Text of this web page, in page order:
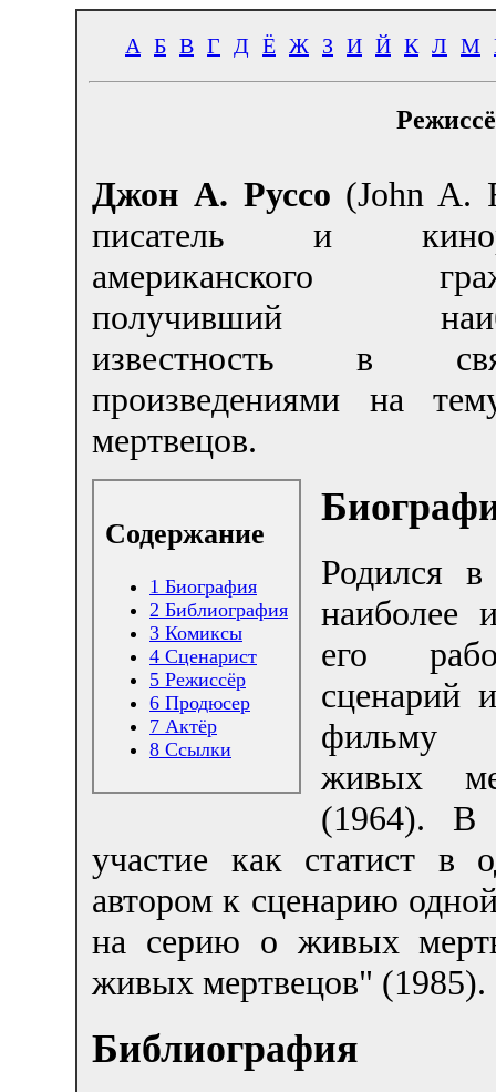
А Б В Г Д Ё Ж З И Й К Л М
Джон А. Руссо (John A.
писатель и
американского
получивший
известность в
произведениями на
мертвецов.
Содержание
1 Биография
2 Библиография
3 Комиксы
4 Сценарист
5 Режиcсёр
6 Продюсер
7 Актёр
8 Ссылки
Родился
наиболее
его
сценарий
живых
(1964). В
участие как статист в
автором к сценарию
на серию о живых
живых мертвецов" (1985).
Библиография